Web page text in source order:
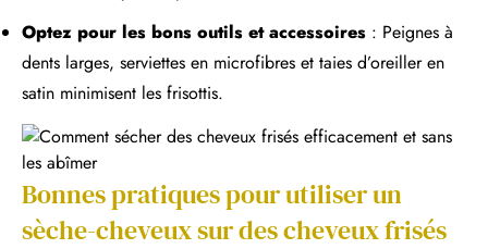
Optez pour les bons outils et accessoires : Peignes à
dents larges, serviettes en microfibres et taies d’oreiller en
satin minimisent les frisottis.
Bonnes pratiques pour utiliser un
sèche-cheveux sur des cheveux frisés